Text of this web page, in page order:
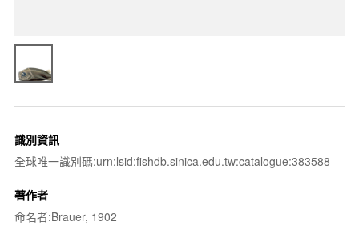
識別資訊
全球唯一識別碼:urn:lsid:fishdb.sinica.edu.tw:catalogue:383588
著作者
命名者:Brauer, 1902